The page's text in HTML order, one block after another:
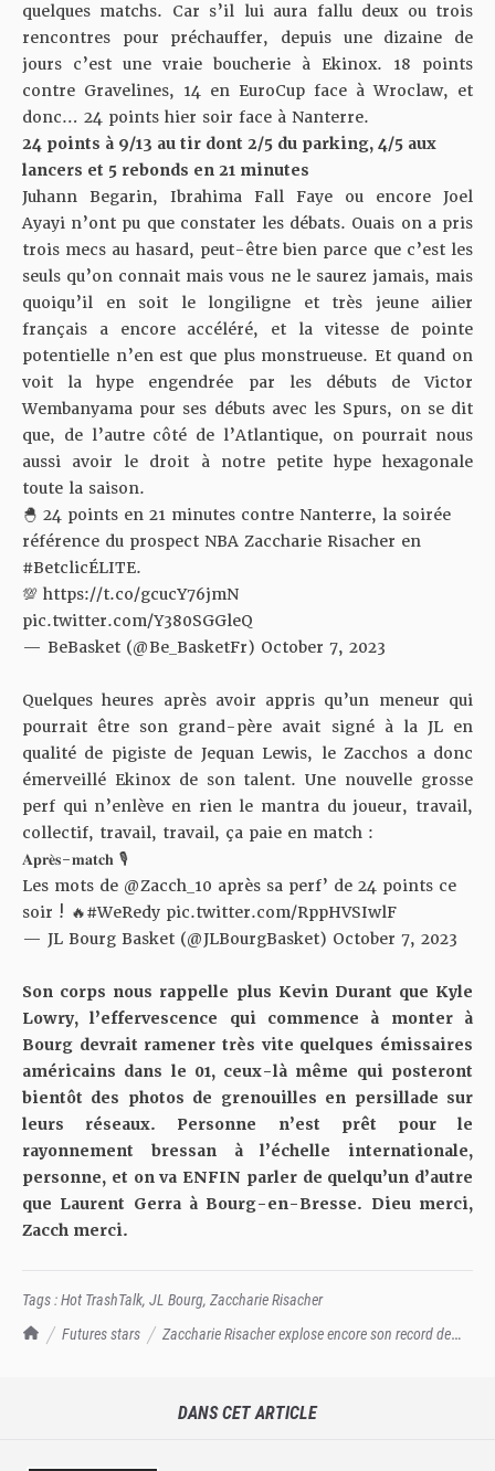
TrashTalk Actu NBA
Futures stars
Zaccharie Risacher explose encore son record de
quelques matchs. Car s’il lui aura fallu deux ou trois
rencontres pour préchauffer, depuis une dizaine de
jours c’est une vraie boucherie à Ekinox. 18 points
contre Gravelines, 14 en EuroCup face à Wroclaw, et
donc… 24 points hier soir face à Nanterre.
24 points à 9/13 au tir dont 2/5 du parking, 4/5 aux
lancers et 5 rebonds en 21 minutes
Juhann Begarin, Ibrahima Fall Faye ou encore Joel
Ayayi n’ont pu que constater les débats. Ouais on a pris
trois mecs au hasard, peut-être bien parce que c’est les
seuls qu’on connait mais vous ne le saurez jamais, mais
quoiqu’il en soit le longiligne et très jeune ailier
français a encore accéléré, et la vitesse de pointe
potentielle n’en est que plus monstrueuse. Et quand on
voit la hype engendrée par les débuts de Victor
Wembanyama pour ses débuts avec les Spurs, on se dit
que, de l’autre côté de l’Atlantique, on pourrait nous
aussi avoir le droit à notre petite hype hexagonale
toute la saison.
🐣 24 points en 21 minutes contre Nanterre, la soirée
référence du prospect NBA Zaccharie Risacher en
#BetclicÉLITE.
💯 https://t.co/gcucY76jmN
pic.twitter.com/Y380SGGleQ
— BeBasket (@Be_BasketFr) October 7, 2023
Quelques heures après avoir appris qu’un meneur qui
pourrait être son grand-père avait signé à la JL en
qualité de pigiste de Jequan Lewis, le Zacchos a donc
émerveillé Ekinox de son talent. Une nouvelle grosse
perf qui n’enlève en rien le mantra du joueur, travail,
collectif, travail, travail, ça paie en match :
𝐀𝐩𝐫𝐞̀𝐬-𝐦𝐚𝐭𝐜𝐡 🎙️
Les mots de @Zacch_10 après sa perf’ de 24 points ce
soir ! 🔥#WeRedy pic.twitter.com/RppHVSIwlF
— JL Bourg Basket (@JLBourgBasket) October 7, 2023
Son corps nous rappelle plus Kevin Durant que Kyle
Lowry, l’effervescence qui commence à monter à
Bourg devrait ramener très vite quelques émissaires
américains dans le 01, ceux-là même qui posteront
bientôt des photos de grenouilles en persillade sur
leurs réseaux. Personne n’est prêt pour le
rayonnement bressan à l’échelle internationale,
personne, et on va ENFIN parler de quelqu’un d’autre
que Laurent Gerra à Bourg-en-Bresse. Dieu merci,
Zacch merci.
Tags :Hot TrashTalk, JL Bourg, Zaccharie Risacher
DANS CET ARTICLE